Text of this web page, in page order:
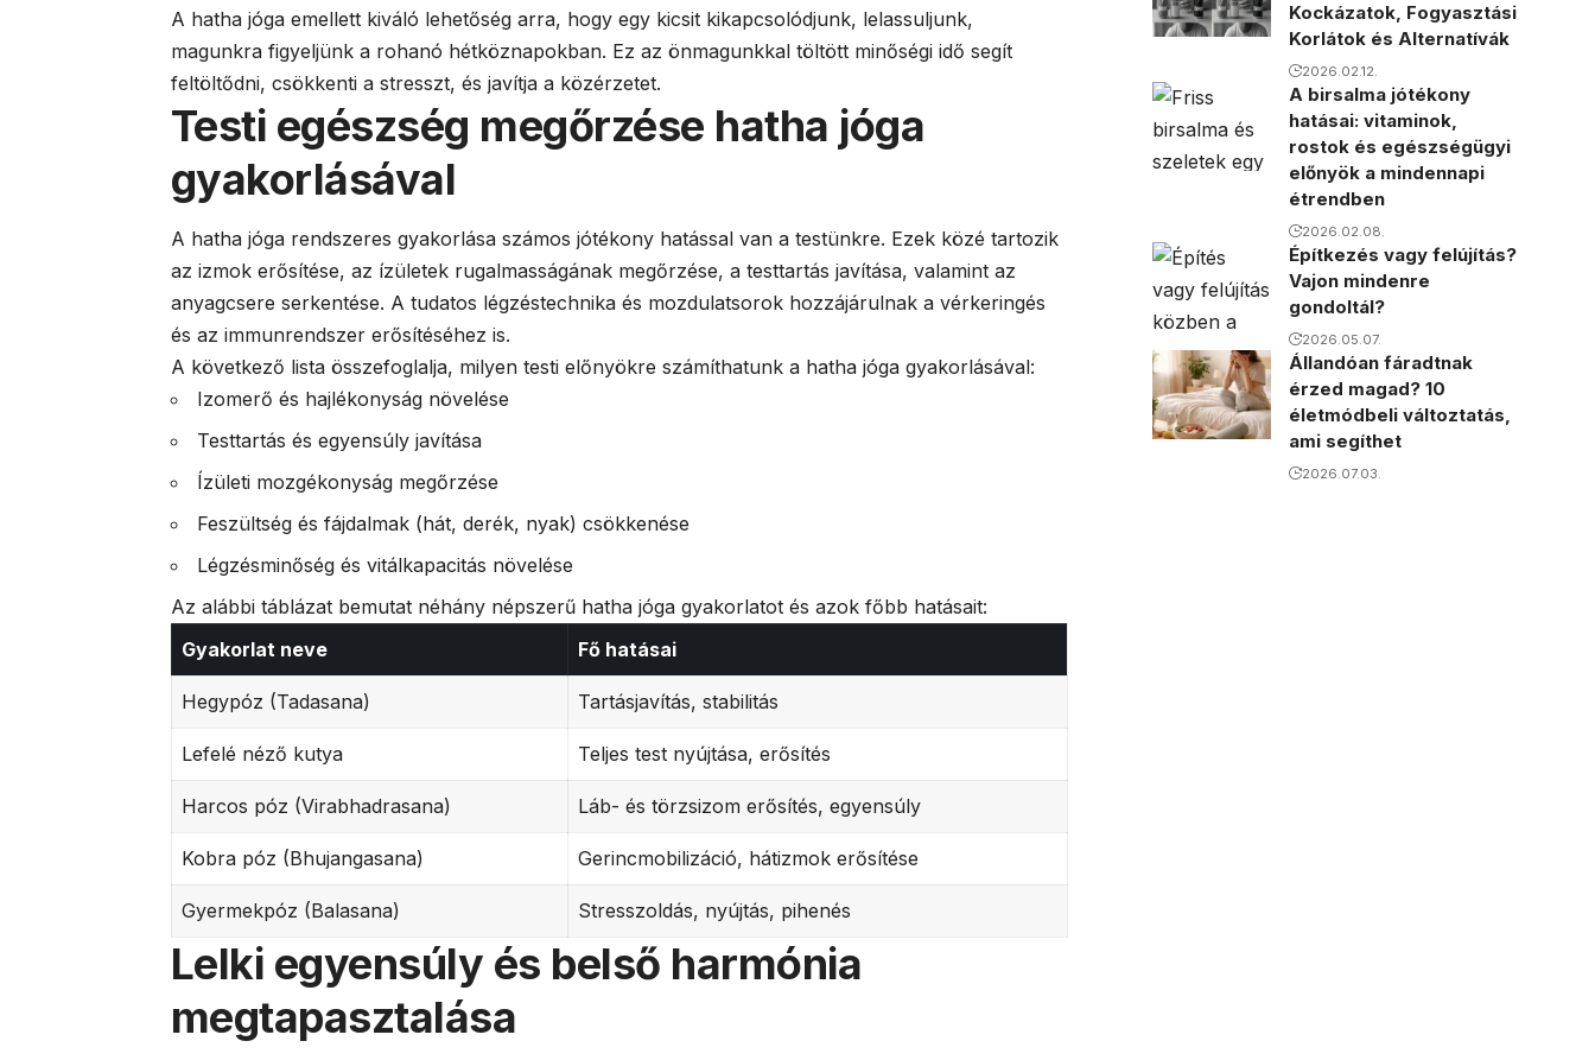
A hatha jóga emellett kiváló lehetőség arra, hogy egy kicsit kikapcsolódjunk, lelassuljunk,
magunkra figyeljünk a rohanó hétköznapokban. Ez az önmagunkkal töltött minőségi idő segít
feltöltődni, csökkenti a stresszt, és javítja a közérzetet.
Testi egészség megőrzése hatha jóga
gyakorlásával
A hatha jóga rendszeres gyakorlása számos jótékony hatással van a testünkre. Ezek közé tartozik
az izmok erősítése, az ízületek rugalmasságának megőrzése, a testtartás javítása, valamint az
anyagcsere serkentése. A tudatos légzéstechnika és mozdulatsorok hozzájárulnak a vérkeringés
és az immunrendszer erősítéséhez is.
A következő lista összefoglalja, milyen testi előnyökre számíthatunk a hatha jóga gyakorlásával:
Izomerő és hajlékonyság növelése
Testtartás és egyensúly javítása
Ízületi mozgékonyság megőrzése
Feszültség és fájdalmak (hát, derék, nyak) csökkenése
Légzésminőség és vitálkapacitás növelése
Az alábbi táblázat bemutat néhány népszerű hatha jóga gyakorlatot és azok főbb hatásait:
Gyakorlat neve
Fő hatásai
Hegypóz (Tadasana) Tartásjavítás, stabilitás
Lefelé néző kutya Teljes test nyújtása, erősítés
Harcos póz (Virabhadrasana) Láb- és törzsizom erősítés, egyensúly
Kobra póz (Bhujangasana) Gerincmobilizáció, hátizmok erősítése
Gyermekpóz (Balasana) Stresszoldás, nyújtás, pihenés
Lelki egyensúly és belső harmónia
megtapasztalása
Kockázatok, Fogyasztási
Korlátok és Alternatívák
2026.02.12.
A birsalma jótékony
hatásai: vitaminok,
rostok és egészségügyi
előnyök a mindennapi
étrendben
2026.02.08.
Építkezés vagy felújítás?
Vajon mindenre
gondoltál?
2026.05.07.
Állandóan fáradtnak
érzed magad? 10
életmódbeli változtatás,
ami segíthet
2026.07.03.